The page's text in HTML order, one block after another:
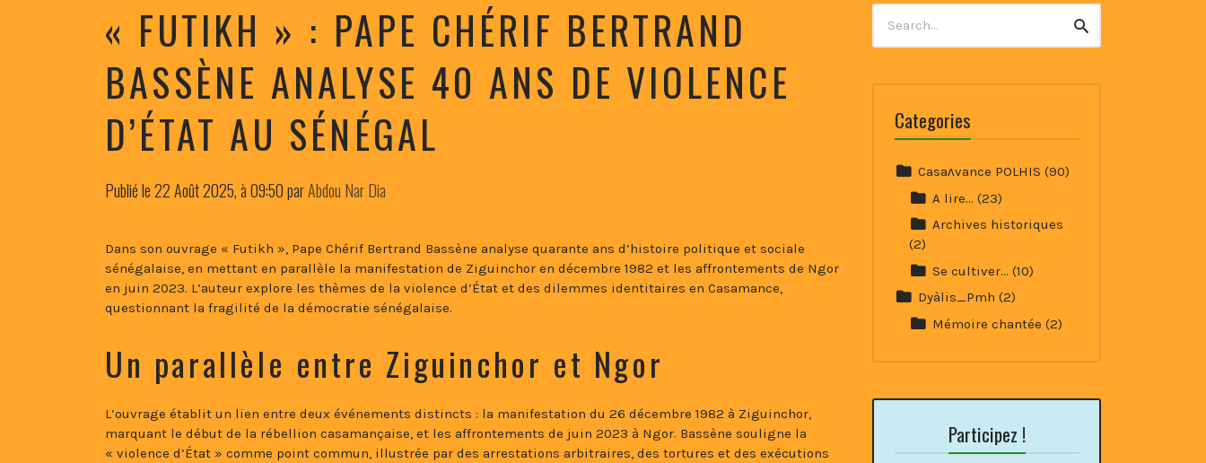
« FUTIKH » : PAPE CHÉRIF BERTRAND
BASSÈNE ANALYSE 40 ANS DE VIOLENCE
D’ÉTAT AU SÉNÉGAL
Publié le22 Août 2025, à 09:50parAbdou Nar Dia
Dans son ouvrage « Futikh », Pape Chérif Bertrand Bassène analyse quarante ans d’histoire politique et sociale
sénégalaise, en mettant en parallèle la manifestation de Ziguinchor en décembre 1982 et les affrontements de Ngor
en juin 2023. L’auteur explore les thèmes de la violence d’État et des dilemmes identitaires en Casamance,
questionnant la fragilité de la démocratie sénégalaise.
Un parallèle entre Ziguinchor et Ngor
L’ouvrage établit un lien entre deux événements distincts : la manifestation du 26 décembre 1982 à Ziguinchor,
marquant le début de la rébellion casamançaise, et les affrontements de juin 2023 à Ngor. Bassène souligne la
« violence d’État » comme point commun, illustrée par des arrestations arbitraires, des tortures et des exécutions
for:
Search
Categories
Casaʌvance POLHIS (90)
A lire… (23)
Archives historiques
(2)
Se cultiver… (10)
Dyàlis_Pmh (2)
Mémoire chantée (2)
Participez !